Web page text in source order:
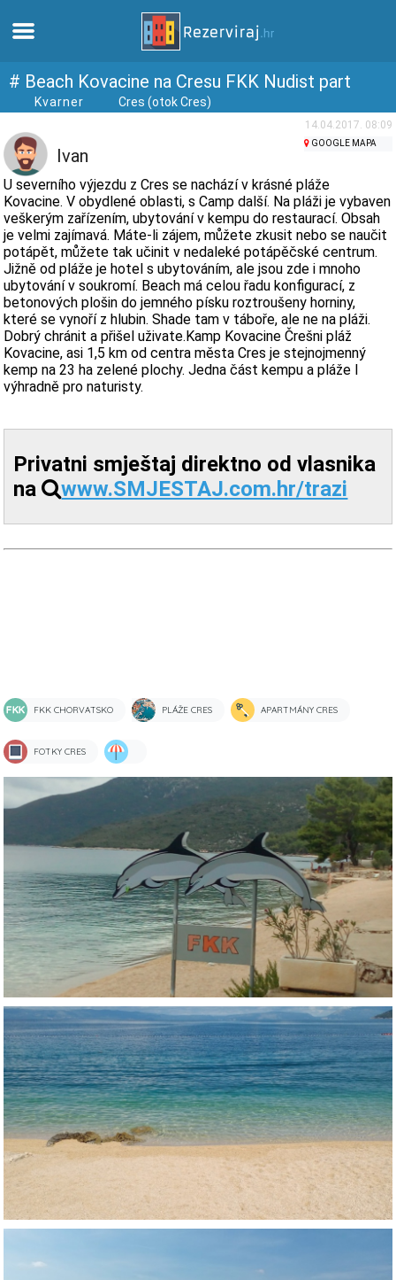
Domů
Apartmány
Turistické informace
Pláže
Webkamery
Seznamte se s Chorvatskem
Muzea
# Beach Kovacine na Cresu FKK Nudist part
Kvarner Cres (otok Cres)
14.04.2017. 08:09
Ivan
GOOGLE MAPA
U severního výjezdu z Cres se nachází v krásné pláže
Kovacine. V obydlené oblasti, s Camp další. Na pláži je vybaven
veškerým zařízením, ubytování v kempu do restaurací. Obsah
je velmi zajímavá. Máte-li zájem, můžete zkusit nebo se naučit
potápět, můžete tak učinit v nedaleké potápěčské centrum.
Jižně od pláže je hotel s ubytováním, ale jsou zde i mnoho
ubytování v soukromí. Beach má celou řadu konfigurací, z
betonových plošin do jemného písku roztroušeny horniny,
které se vynoří z hlubin. Shade tam v táboře, ale ne na pláži.
Dobrý chránit a přišel uživate.Kamp Kovacine Črešni pláž
Kovacine, asi 1,5 km od centra města Cres je stejnojmenný
kemp na 23 ha zelené plochy. Jedna část kempu a pláže I
výhradně pro naturisty.
Privatni smještaj direktno od vlasnika
na
www.SMJESTAJ.com.hr/trazi
FKK CHORVATSKO PLÁŽE CRES APARTMÁNY CRES
FOTKY CRES